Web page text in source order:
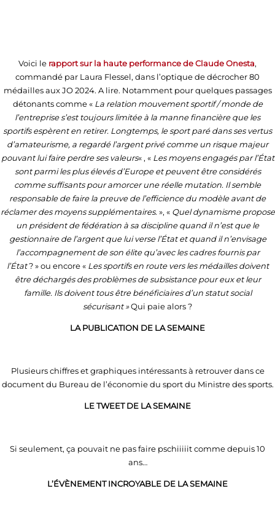
Voici le rapport sur la haute performance de Claude Onesta,
commandé par Laura Flessel, dans l’optique de décrocher 80
médailles aux JO 2024. A lire. Notamment pour quelques passages
détonants comme « La relation mouvement sportif / monde de
l’entreprise s’est toujours limitée à la manne financière que les
sportifs espèrent en retirer. Longtemps, le sport paré dans ses vertus
d’amateurisme, a regardé l’argent privé comme un risque majeur
pouvant lui faire perdre ses valeurs« , « Les moyens engagés par l’État
sont parmi les plus élevés d’Europe et peuvent être considérés
comme suffisants pour amorcer une réelle mutation. Il semble
responsable de faire la preuve de l’efficience du modèle avant de
réclamer des moyens supplémentaires. », « Quel dynamisme propose
un président de fédération à sa discipline quand il n’est que le
gestionnaire de l’argent que lui verse l’État et quand il n’envisage
l’accompagnement de son élite qu’avec les cadres fournis par
l’État? » ou encore « Les sportifs en route vers les médailles doivent
être déchargés des problèmes de subsistance pour eux et leur
famille. Ils doivent tous être bénéficiaires d’un statut social
sécurisant »Qui paie alors ?
LA PUBLICATION DE LA SEMAINE
Plusieurs chiffres et graphiques intéressants à retrouver dans ce
document du Bureau de l’économie du sport du Ministre des sports.
LE TWEET DE LA SEMAINE
Si seulement, ça pouvait ne pas faire pschiiiiit comme depuis 10
ans…
L’ÉVÈNEMENT INCROYABLE DE LA SEMAINE